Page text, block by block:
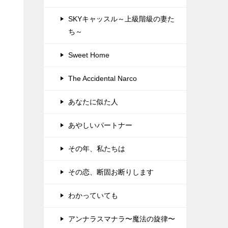
SKYキャッスル～上級階級の妻た
ち～
Sweet Home
The Accidental Narco
あなたに似た人
あやしいパートナー
その年、私たちは
その恋、断固お断りします
わかっていても
アンナラスマナラ〜魔法の旋律〜